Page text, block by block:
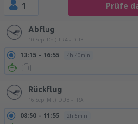
1 Prüfe
Abflug
10 Sep (Do.) FRA - DUB
13:15 16:55 4h 40min
Rückflug
16 Sep (Mi.) DUB - FRA
08:50 11:55 2h 5min